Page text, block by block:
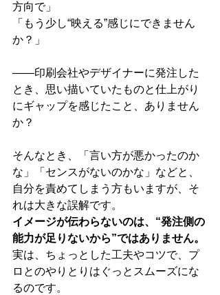
方向で」
「もう少し“映える”感じにできません
か？」
――印刷会社やデザイナーに発注した
とき、思い描いていたものと仕上がり
にギャップを感じたこと、ありません
か？
そんなとき、「言い方が悪かったのか
な」「センスがないのかな」などと、
自分を責めてしまう方もいますが、そ
れは大きな誤解です。
イメージが伝わらないのは、“発注側の
能力が足りないから”ではありません。
実は、ちょっとした工夫やコツで、プ
ロとのやりとりはぐっとスムーズにな
るのです。